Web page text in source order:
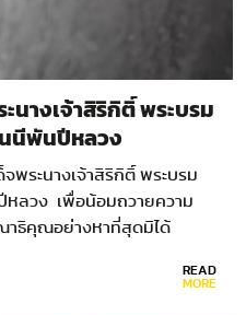
นางเจ้าสิริกิติ์ พระบรม
นนีพันปีหลวง
พระนางเจ้าสิริกิติ์ พระบรม
หลวง เพื่อน้อมถวายความ
าธิคุณอย่างหาที่สุดมิได้
READ
MORE